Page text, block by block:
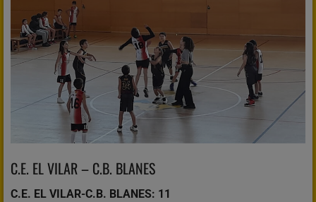
C.E. EL VILAR – C.B. BLANES
C.E. EL VILAR-C.B. BLANES: 11